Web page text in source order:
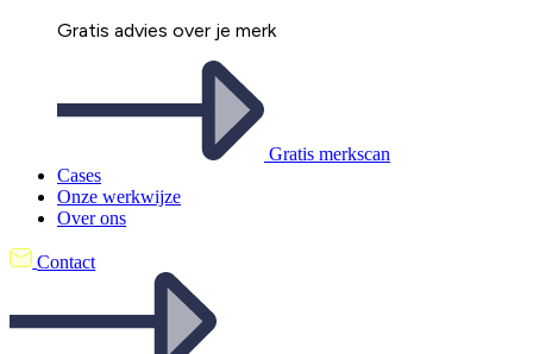
Gratis advies over je merk
Gratis merkscan
Cases
Onze werkwijze
Over ons
Contact